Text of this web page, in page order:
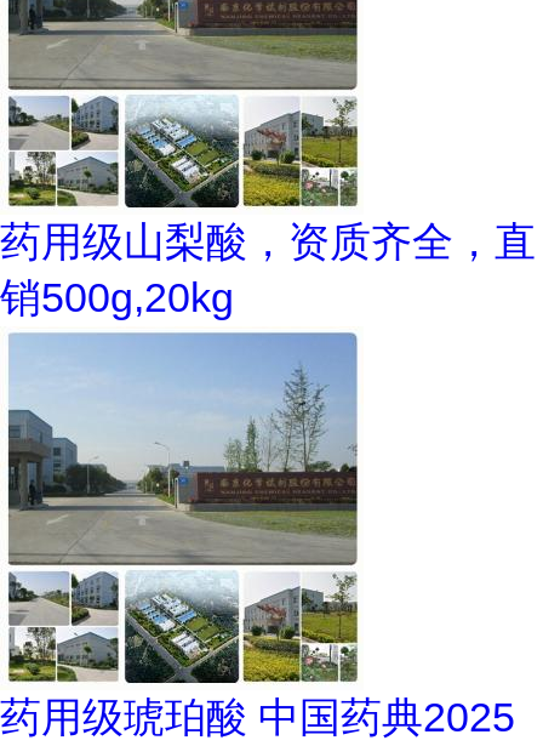
药用级山梨酸，资质齐全，直
销500g,20kg
药用级琥珀酸 中国药典2025